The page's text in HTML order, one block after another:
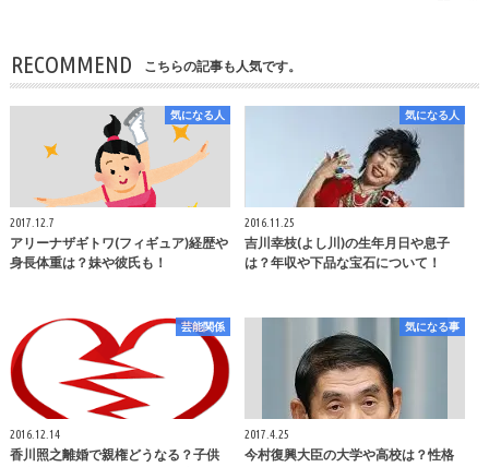
RECOMMEND こちらの記事も人気です。
気になる人
2017.12.7
アリーナザギトワ(フィギュア)経歴や
身長体重は？妹や彼氏も！
気になる人
2016.11.25
吉川幸枝(よし川)の生年月日や息子
は？年収や下品な宝石について！
芸能関係
2016.12.14
香川照之離婚で親権どうなる？子供
気になる事
2017.4.25
今村復興大臣の大学や高校は？性格